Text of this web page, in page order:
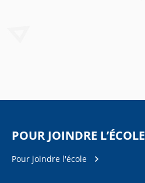
POUR JOINDRE L’ÉCOLE
Pour joindre l'école